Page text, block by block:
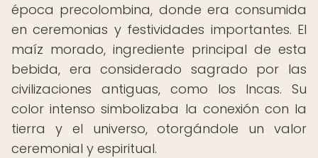
época precolombina, donde era consumida
en ceremonias y festividades importantes. El
maíz morado, ingrediente principal de esta
bebida, era considerado sagrado por las
civilizaciones antiguas, como los Incas. Su
color intenso simbolizaba la conexión con la
tierra y el universo, otorgándole un valor
ceremonial y espiritual.